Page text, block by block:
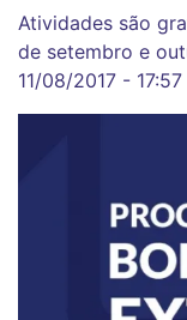
Atividades são
de setembro e
11/08/2017 - 17:57